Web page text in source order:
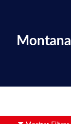
Montana